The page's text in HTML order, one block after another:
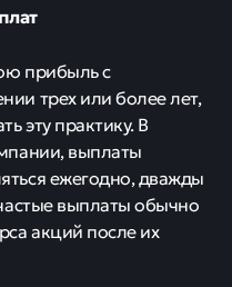
прибыль с
трех или более лет,
эту практику. В
выплаты
ежегодно, дважды
выплаты обычно
акций после их